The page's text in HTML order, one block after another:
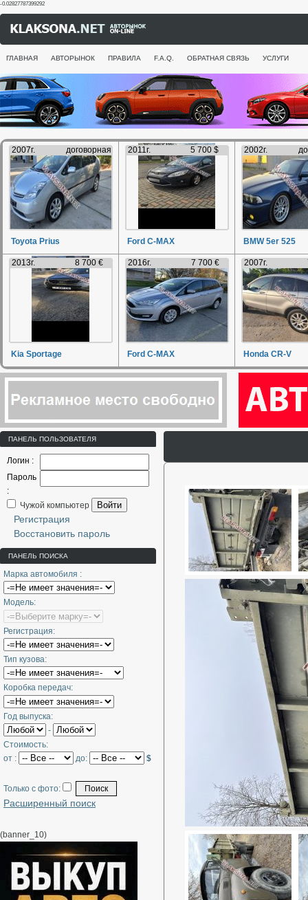
-0.02827787399292
ГЛАВНАЯ АВТОРЫНОК ПРАВИЛА F.A.Q. ОБРАТНАЯ СВЯЗЬ УСЛУГИ
2007г. договорная
Toyota Prius
2011г. 5 700 $
Ford C-MAX
2002г.
BMW 5er 525
2013г. 8 700 €
Kia Sportage
2016г. 7 700 €
Ford C-MAX
2007г.
Honda CR-V
ПАНЕЛЬ ПОЛЬЗОВАТЕЛЯ
Логин :
Пароль
:
Чужой компьютер
Войти
Регистрация
Восстановить пароль
ПАНЕЛЬ ПОИСКА
Марка автомобиля :
Модель:
Регистрация:
Тип кузова:
Коробка передач:
Год выпуска:
-
Стоимость:
от :
до: $
Только с фото:
Расширенный поиск
(banner_10)